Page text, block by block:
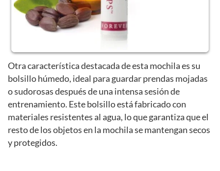
Otra característica destacada de esta mochila es su
bolsillo húmedo, ideal para guardar prendas mojadas
o sudorosas después de una intensa sesión de
entrenamiento. Este bolsillo está fabricado con
materiales resistentes al agua, lo que garantiza que el
resto de los objetos en la mochila se mantengan secos
y protegidos.